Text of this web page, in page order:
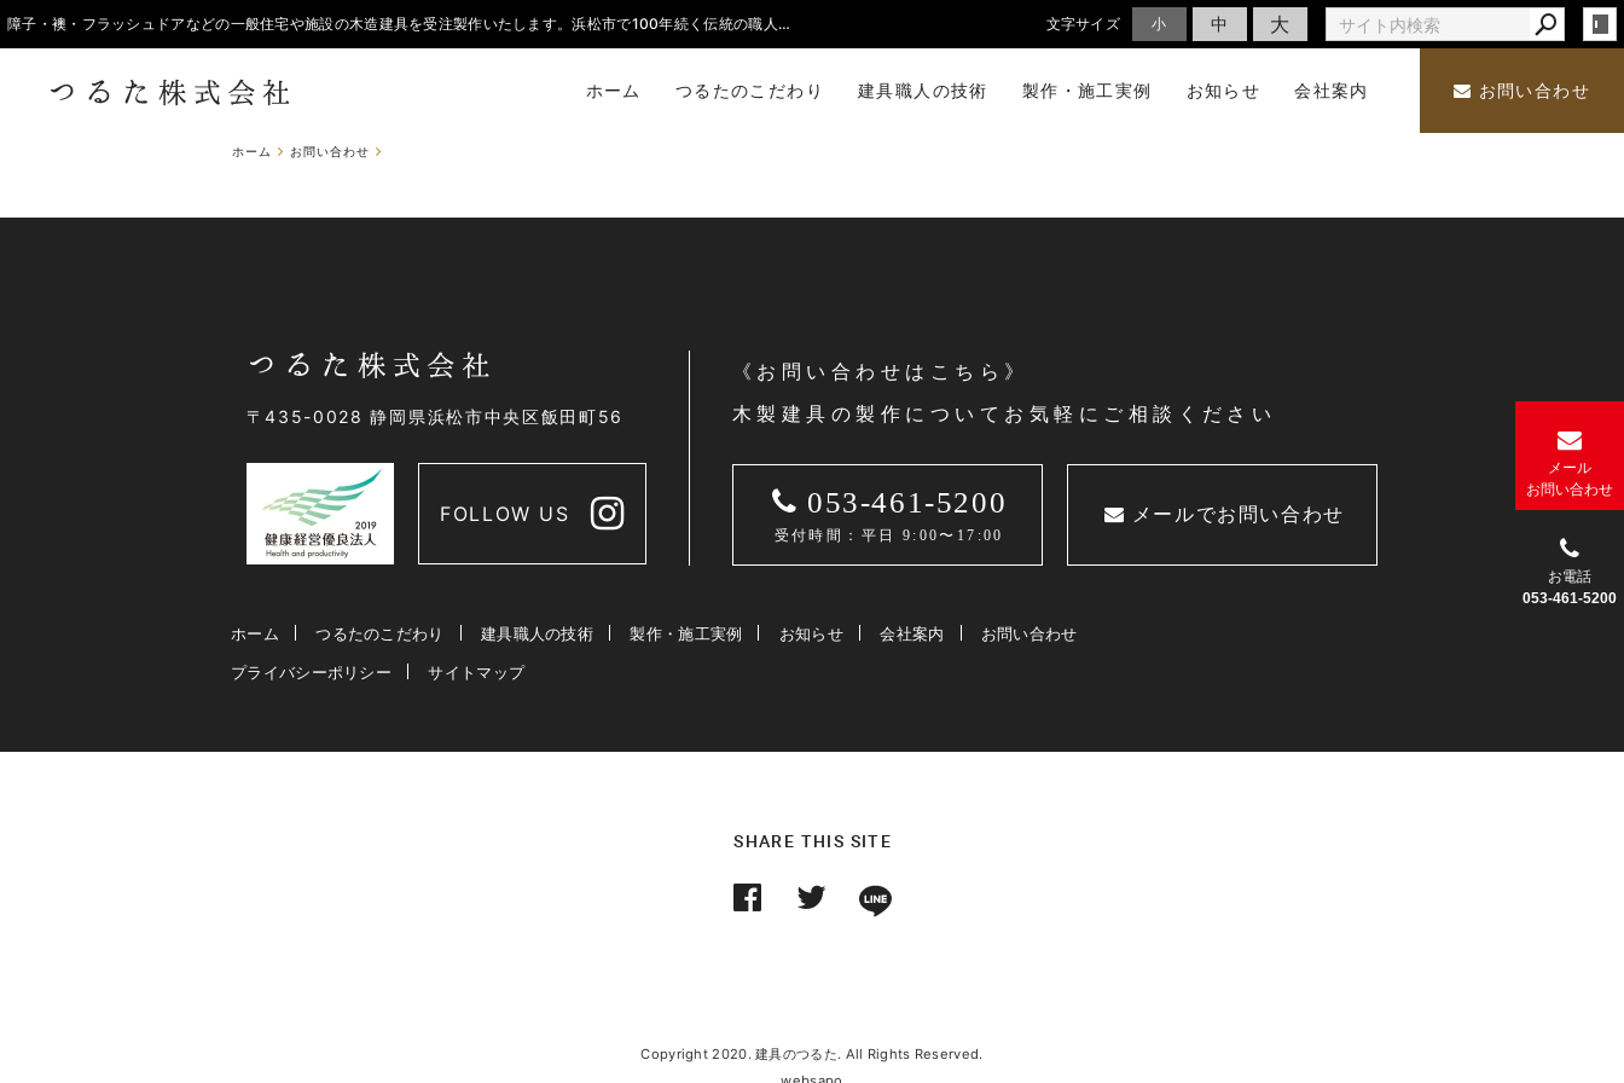
障子・襖・フラッシュドアなどの一般住宅や施設の木造建具を受注製作いたします。浜松市で100年続く伝統の職人技で丁寧な仕事をいたします。 文字サイズ 小 中 大
ホーム つるたのこだわり 建具職人の技術 製作・施工実例 お知らせ 会社案内 お問い合わせ
メール
お問い合わせ
お電話
053-461-5200
ホーム お問い合わせ
〒435-0028 静岡県浜松市中央区飯田町56
FOLLOW US
《お問い合わせはこちら》
木製建具の製作についてお気軽にご相談ください
053-461-5200
受付時間：平日 9:00〜17:00
メールでお問い合わせ
ホーム つるたのこだわり 建具職人の技術 製作・施工実例 お知らせ 会社案内
お問い合わせ
プライバシーポリシー
サイトマップ
SHARE THIS SITE
Copyright 2020. 建具のつるた. All Rights Reserved.